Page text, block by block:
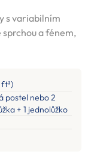
s variabilním
a fénem,
postel nebo 2
+ 1 jednolůžko